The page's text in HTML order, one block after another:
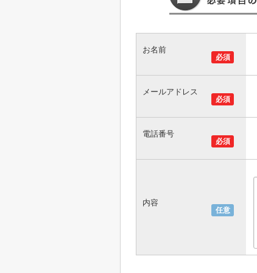
必須
お名前
必須
メールアドレス
必須
電話番号
任意
内容